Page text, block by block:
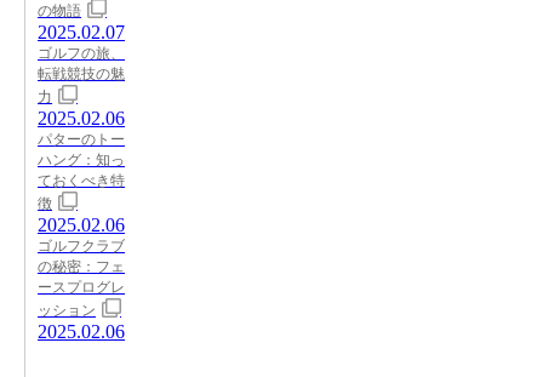
の物語
2025.02.07
ゴルフの旅、
転戦競技の魅
力
2025.02.06
パターのトー
ハング：知っ
ておくべき特
徴
2025.02.06
ゴルフクラブ
の秘密：フェ
ースプログレ
ッション
2025.02.06